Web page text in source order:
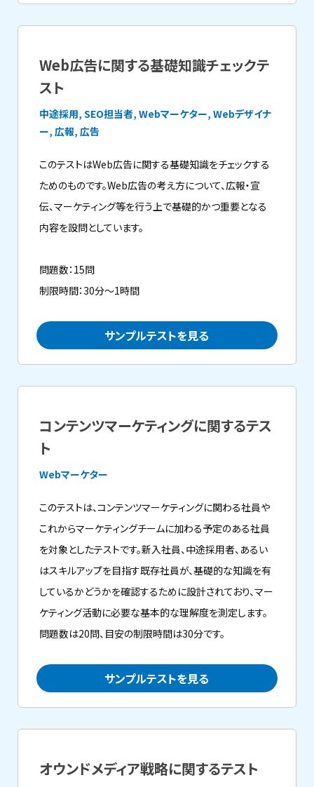
Web広告に関する基礎知識チェックテ
スト
中途採用, SEO担当者, Webマーケター, Webデザイナ
ー, 広報, 広告
このテストはWeb広告に関する基礎知識をチェックする
ためのものです。Web広告の考え方について、広報・宣
伝、マーケティング等を行う上で基礎的かつ重要となる
内容を設問としています。
問題数：15問
制限時間：30分～1時間
サンプルテストを見る
コンテンツマーケティングに関するテス
ト
Webマーケター
このテストは、コンテンツマーケティングに関わる社員や
これからマーケティングチームに加わる予定のある社員
を対象としたテストです。新入社員、中途採用者、あるい
はスキルアップを目指す既存社員が、基礎的な知識を有
しているかどうかを確認するために設計されており、マー
ケティング活動に必要な基本的な理解度を測定します。
問題数は20問、目安の制限時間は30分です。
サンプルテストを見る
オウンドメディア戦略に関するテスト